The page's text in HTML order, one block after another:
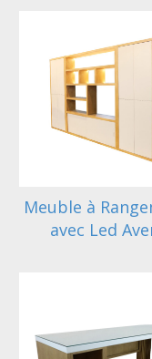
Meuble à
avec Led